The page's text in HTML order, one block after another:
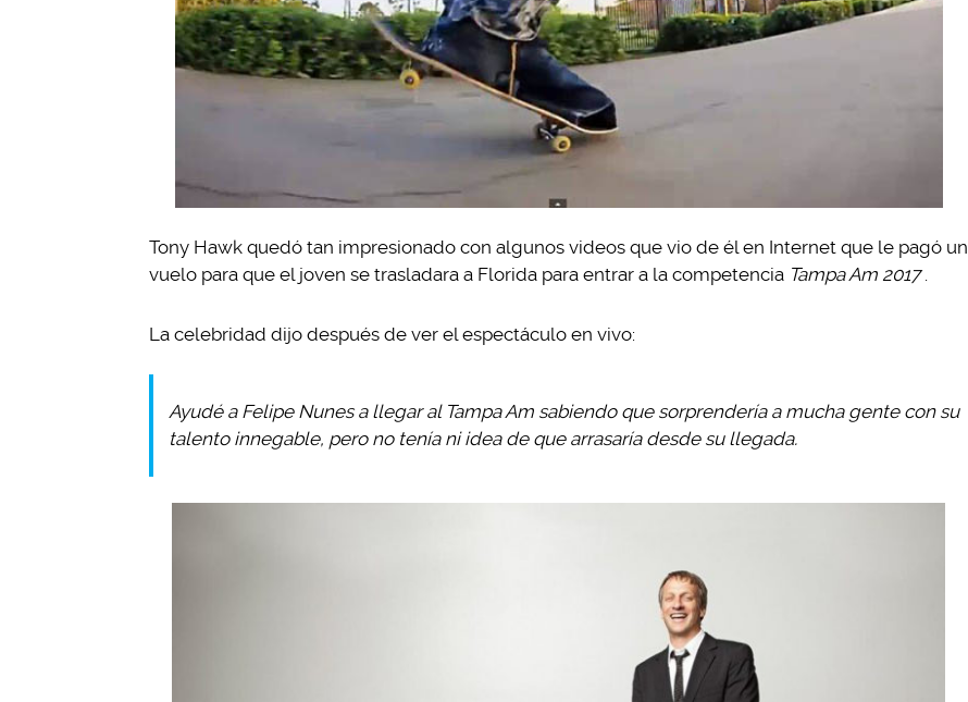
Tony Hawk quedó tan impresionado con algunos videos que vio de él en Internet que le pagó un
vuelo para que el joven se trasladara a Florida para entrar a la competencia Tampa Am 2017
La celebridad dijo después de ver el espectáculo en vivo:
Ayudé a Felipe Nunes a llegar al Tampa Am sabiendo que sorprendería a mucha gente con su
talento innegable, pero no tenía ni idea de que arrasaría desde su llegada.